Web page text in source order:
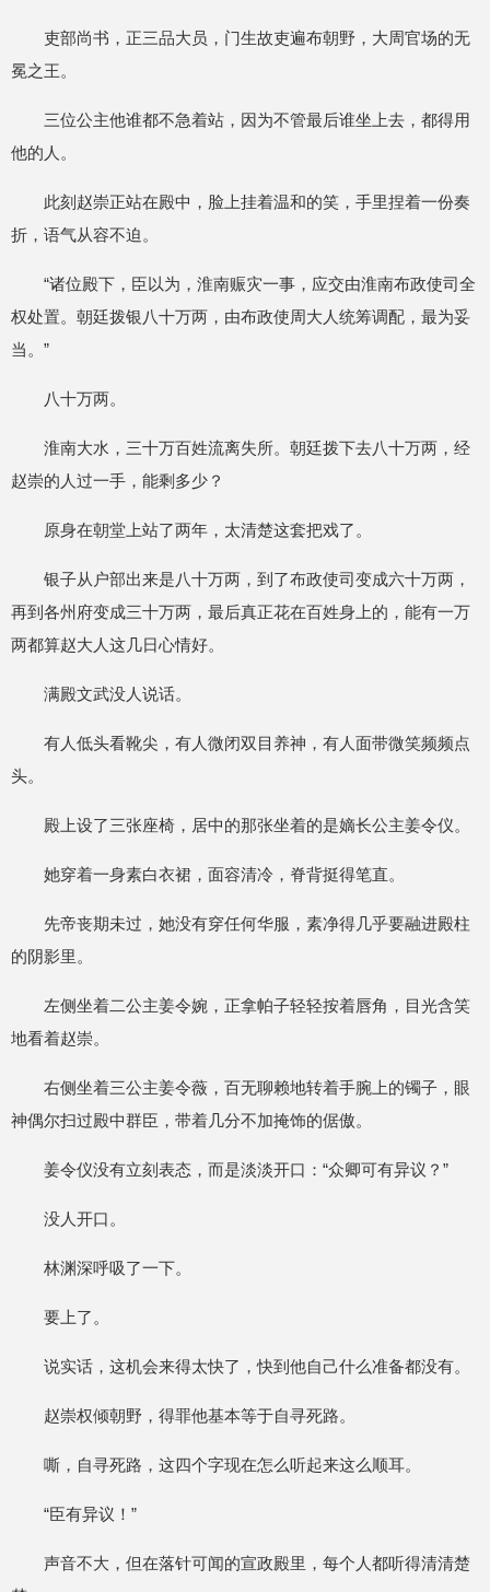
吏部尚书，正三品大员，门生故吏遍布朝野，大周官场的无
冕之王。
三位公主他谁都不急着站，因为不管最后谁坐上去，都得用
他的人。
此刻赵崇正站在殿中，脸上挂着温和的笑，手里捏着一份奏
折，语气从容不迫。
“诸位殿下，臣以为，淮南赈灾一事，应交由淮南布政使司全
权处置。朝廷拨银八十万两，由布政使周大人统筹调配，最为妥
当。”
八十万两。
淮南大水，三十万百姓流离失所。朝廷拨下去八十万两，经
赵崇的人过一手，能剩多少？
原身在朝堂上站了两年，太清楚这套把戏了。
银子从户部出来是八十万两，到了布政使司变成六十万两，
再到各州府变成三十万两，最后真正花在百姓身上的，能有一万
两都算赵大人这几日心情好。
满殿文武没人说话。
有人低头看靴尖，有人微闭双目养神，有人面带微笑频频点
头。
殿上设了三张座椅，居中的那张坐着的是嫡长公主姜令仪。
她穿着一身素白衣裙，面容清冷，脊背挺得笔直。
先帝丧期未过，她没有穿任何华服，素净得几乎要融进殿柱
的阴影里。
左侧坐着二公主姜令婉，正拿帕子轻轻按着唇角，目光含笑
地看着赵崇。
右侧坐着三公主姜令薇，百无聊赖地转着手腕上的镯子，眼
神偶尔扫过殿中群臣，带着几分不加掩饰的倨傲。
姜令仪没有立刻表态，而是淡淡开口：“众卿可有异议？”
没人开口。
林渊深呼吸了一下。
要上了。
说实话，这机会来得太快了，快到他自己什么准备都没有。
赵崇权倾朝野，得罪他基本等于自寻死路。
嘶，自寻死路，这四个字现在怎么听起来这么顺耳。
“臣有异议！”
声音不大，但在落针可闻的宣政殿里，每个人都听得清清楚